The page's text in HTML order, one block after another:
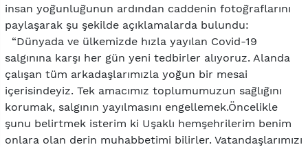
insan yoğunluğunun ardından caddenin fotoğraflarını
paylaşarak şu şekilde açıklamalarda bulundu:
“Dünyada ve ülkemizde hızla yayılan Covid-19
salgınına karşı her gün yeni tedbirler alıyoruz. Alanda
çalışan tüm arkadaşlarımızla yoğun bir mesai
içerisindeyiz. Tek amacımız toplumumuzun sağlığını
korumak, salgının yayılmasını engellemek.Öncelikle
şunu belirtmek isterim ki Uşaklı hemşehrilerim benim
onlara olan derin muhabbetimi bilirler. Vatandaşlarımızı